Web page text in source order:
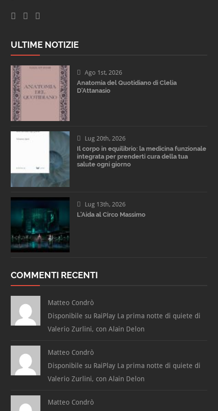
ULTIME NOTIZIE
Ago 1st, 2026
Anatomia del Quotidiano di Clelia
D’Attanasio
Lug 20th, 2026
Il corpo in equilibrio: la medicina funzionale
integrata per prenderti cura della tua
salute ogni giorno
Lug 13th, 2026
L’Aida al Circo Massimo
COMMENTI RECENTI
Matteo Condrò
Disponibile su RaiPlay La prima notte di quiete di
Valerio Zurlini, con Alain Delon
Matteo Condrò
Disponibile su RaiPlay La prima notte di quiete di
Valerio Zurlini, con Alain Delon
Matteo Condrò